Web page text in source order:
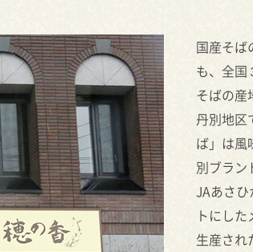
国産そば
も、全国
そばの産
丹別地区
ば」は風
別ブラン
JAあさ
トにし
生産され